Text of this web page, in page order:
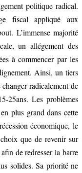
politique radical.
fiscal appliqué aux
L’immense majorité
un allégement des
à commencer par les
Ainsi, un tiers
radicalement de
25ans. Les problèmes
plus grand dans cette
économique, le
que de revenir sur
de redresser la barre
solides. Sa priorité ne